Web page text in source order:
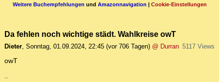
Weitere Buchempfehlungen und Amazonnavigation | Cookie-Einstellungen
Da fehlen noch wichtige städt. Wahlkreise owT
Dieter, Sonntag, 01.09.2024, 22:45 (vor 706 Tagen) @ Durran 5117 Views
owT
--